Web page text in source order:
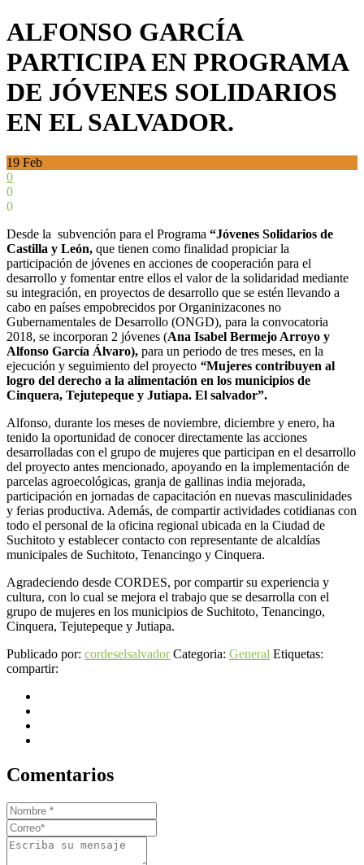
ALFONSO GARCÍA
PARTICIPA EN PROGRAMA
DE JÓVENES SOLIDARIOS
EN EL SALVADOR.
19 Feb
0
0
0
Desde la subvención para el Programa “Jóvenes Solidarios de
Castilla y León, que tienen como finalidad propiciar la
participación de jóvenes en acciones de cooperación para el
desarrollo y fomentar entre ellos el valor de la solidaridad mediante
su integración, en proyectos de desarrollo que se estén llevando a
cabo en países empobrecidos por Organinizacones no
Gubernamentales de Desarrollo (ONGD), para la convocatoria
2018, se incorporan 2 jóvenes (Ana Isabel Bermejo Arroyo y
Alfonso García Álvaro), para un periodo de tres meses, en la
ejecución y seguimiento del proyecto “Mujeres contribuyen al
logro del derecho a la alimentación en los municipios de
Cinquera, Tejutepeque y Jutiapa. El salvador”.
Alfonso, durante los meses de noviembre, diciembre y enero, ha
tenido la oportunidad de conocer directamente las acciones
desarrolladas con el grupo de mujeres que participan en el desarrollo
del proyecto antes mencionado, apoyando en la implementación de
parcelas agroecológicas, granja de gallinas india mejorada,
participación en jornadas de capacitación en nuevas masculinidades
y ferias productiva. Además, de compartir actividades cotidianas con
todo el personal de la oficina regional ubicada en la Ciudad de
Suchitoto y establecer contacto con representante de alcaldías
municipales de Suchitoto, Tenancingo y Cinquera.
Agradeciendo desde CORDES, por compartir su experiencia y
cultura, con lo cual se mejora el trabajo que se desarrolla con el
grupo de mujeres en los municipios de Suchitoto, Tenancingo,
Cinquera, Tejutepeque y Jutiapa.
Publicado por: cordeselsalvador Categoria: General Etiquetas:
compartir:
Comentarios